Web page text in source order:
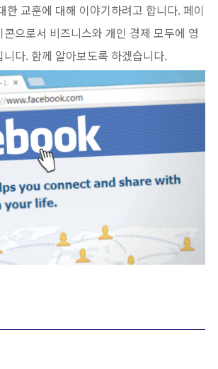
한 교훈에 대해 이야기하려고 합니다. 페이
으로서 비즈니스와 개인 경제 모두에 영
다. 함께 알아보도록 하겠습니다.